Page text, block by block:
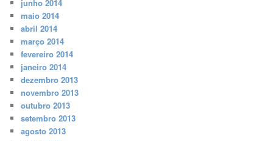
junho 2014
maio 2014
abril 2014
março 2014
fevereiro 2014
janeiro 2014
dezembro 2013
novembro 2013
outubro 2013
setembro 2013
agosto 2013